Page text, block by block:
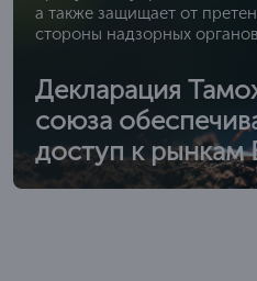
а также защищает от
стороны надзорных
Декларация
союза
доступ к рынкам